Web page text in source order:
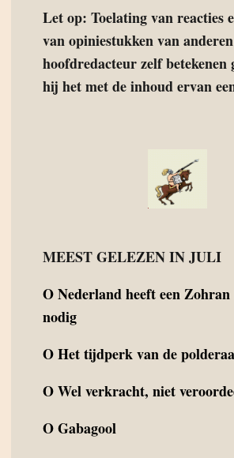
Let op: Toelating van reacties
van opiniestukken van
hoofdredacteur zelf betekenen
hij het met de inhoud ervan
MEEST GELEZEN IN JULI
ONederland heeft een
nodig
OHet tijdperk van de
OWel verkracht, niet
OGabagool